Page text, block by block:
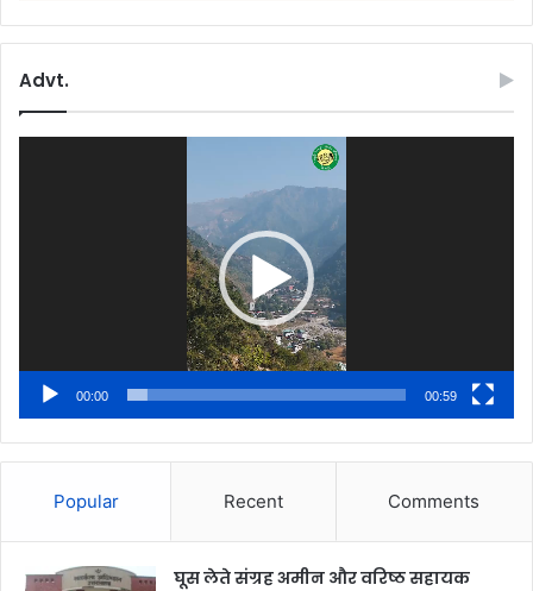
Advt.
00:00 00:59
Popular Recent Comments
घूस लेते संग्रह अमीन और वरिष्ठ सहायक